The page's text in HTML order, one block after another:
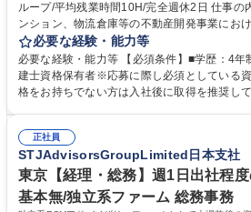
ループ/平均残業時間10H/完全週休2日 仕事の内容 オフィスビル、賃貸マ
ンション、物流倉庫等の不動産開発事業にお
貸運営、売却、仲介・活用提案等を行う営業
いただきます。 【詳細】・契約書管理、契約書製本、捺印対応、ファイリ
ング、登記簿取得、調書取得・支払業務（各
求・支払データ登録、取引先マスター申請対
の他に担当頂く業務が発生する場合があります。 募集職種 【営業事
業務職/三井物産グループ/平均残業時間10H/完
必要な経験・能力等
必要な経験・能力等 【必須条件】■学歴：4
建士資格保有者※応募に際し必須としている
格をお持ちでない方は入社後に取得を推奨し
ション力がある方。 ・チャレンジを厭わず、
方。多様な関係者と謙虚に信頼関係を構築で
ール管理が出来る方。※将来的に他部署（営
へのジョブローテーションの可能性があります。 学歴・資格 学歴：
院 大学 語学力： 資格：宅地建物取引士
正社員
STJAdvisorsGroupLimited日本支社
東京【経理・総務】週1日出社程
基本無/独立系ファーム 総務事務